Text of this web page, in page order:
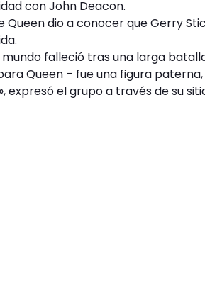
con John Deacon.
Queen dio a conocer que Gerry
falleció tras una larga
Queen – fue una figura
expresó el grupo a través de su